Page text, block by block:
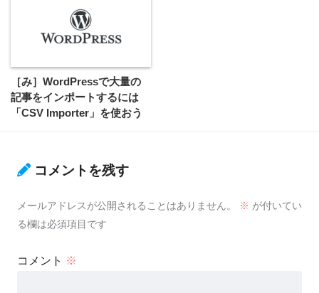
［み］WordPressで大量の
記事をインポートするには
「CSV Importer」を使おう
コメントを残す
メールアドレスが公開されることはありません。 ※ が付いてい
る欄は必須項目です
コメント ※